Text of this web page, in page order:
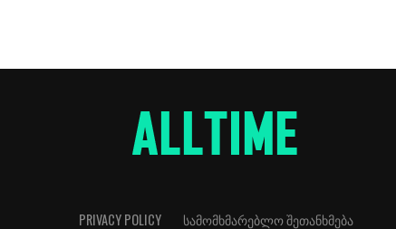
PRIVACY POLICY ᲡᲐᲛᲝᲛᲮᲛᲐᲠᲔᲑᲚᲝ ᲨᲔᲗᲐᲜᲮᲛᲔᲑᲐ